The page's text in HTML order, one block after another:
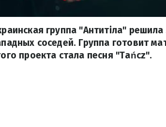
группа "Антитіла"
соседей. Группа готовит
проекта стала песня "Tańcz".